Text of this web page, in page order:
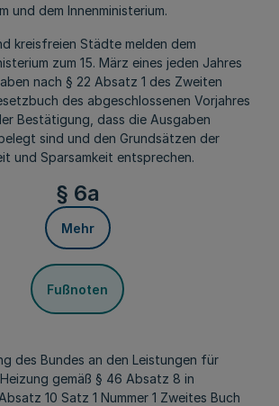
und dem Innenministerium.
kreisfreien Städte melden dem
zum 15. März eines jeden Jahres
nach § 22 Absatz 1 des Zweiten
des abgeschlossenen Vorjahres
Bestätigung, dass die Ausgaben
sind und den Grundsätzen der
und Sparsamkeit entsprechen.
§ 6a
Mehr
Fußnoten
des Bundes an den Leistungen für
gemäß § 46 Absatz 8 in
10 Satz 1 Nummer 1 Zweites Buch